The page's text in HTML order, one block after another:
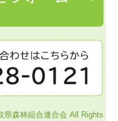
県森林組合連合会 All Rights